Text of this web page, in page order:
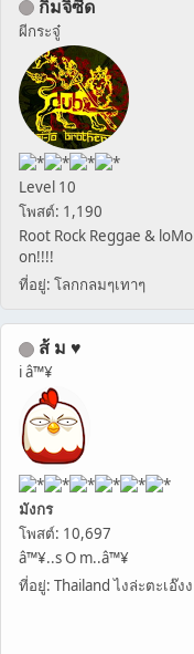
กิมจิซี๊ด
ผีกระจู๋
Level 10
โพสต์: 1,190
Root Rock Reggae & loMo
on!!!!
ที่อยู่: โลกกลมๆเทาๆ
ส้ ม ♥
i â™¥
มังกร
โพสต์: 10,697
â™¥..s O m..â™¥
ที่อยู่: Thailand ไงล่ะตะเอ๊งง